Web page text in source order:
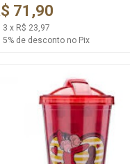
71,90
3 x R$ 23,97
5% de desconto no Pix